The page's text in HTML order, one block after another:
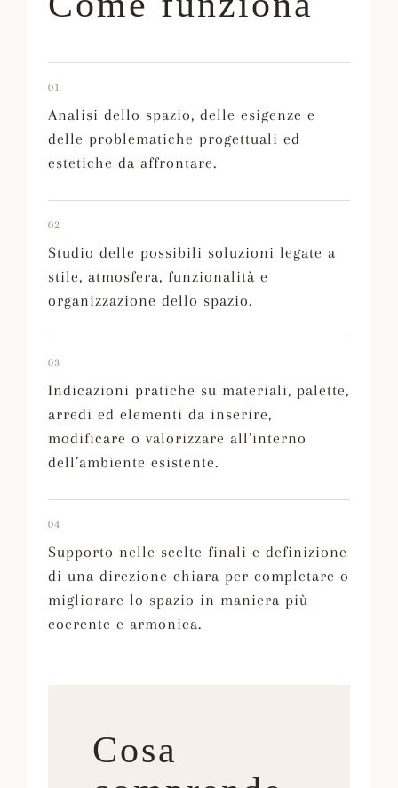
01
Analisi dello spazio, delle esigenze e
delle problematiche progettuali ed
estetiche da affrontare.
02
Studio delle possibili soluzioni legate a
stile, atmosfera, funzionalità e
organizzazione dello spazio.
03
Indicazioni pratiche su materiali, palette,
arredi ed elementi da inserire,
modificare o valorizzare all’interno
dell’ambiente esistente.
04
Supporto nelle scelte finali e definizione
di una direzione chiara per completare o
migliorare lo spazio in maniera più
coerente e armonica.
Cosa